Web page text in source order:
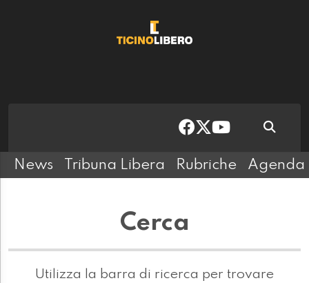
News Tribuna Libera Rubriche Agenda
Cerca
Utilizza la barra di ricerca per trovare